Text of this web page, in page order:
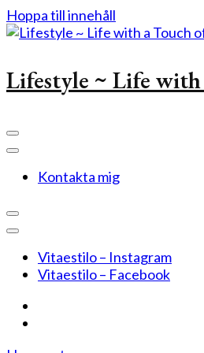
Hoppa till innehåll
Lifestyle ~ Life
Kontakta mig
Vitaestilo – Instagram
Vitaestilo – Facebook